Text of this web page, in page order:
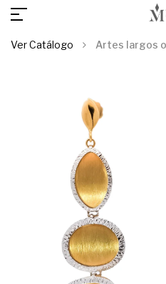
Ver Catálogo Artes largos